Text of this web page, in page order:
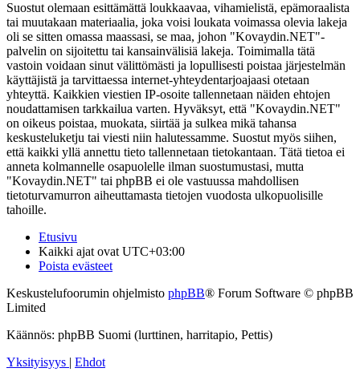
Suostut olemaan esittämättä loukkaavaa, vihamielistä, epämoraalista
tai muutakaan materiaalia, joka voisi loukata voimassa olevia lakeja
oli se sitten omassa maassasi, se maa, johon "Kovaydin.NET"-
palvelin on sijoitettu tai kansainvälisiä lakeja. Toimimalla tätä
vastoin voidaan sinut välittömästi ja lopullisesti poistaa järjestelmän
käyttäjistä ja tarvittaessa internet-yhteydentarjoajaasi otetaan
yhteyttä. Kaikkien viestien IP-osoite tallennetaan näiden ehtojen
noudattamisen tarkkailua varten. Hyväksyt, että "Kovaydin.NET"
on oikeus poistaa, muokata, siirtää ja sulkea mikä tahansa
keskusteluketju tai viesti niin halutessamme. Suostut myös siihen,
että kaikki yllä annettu tieto tallennetaan tietokantaan. Tätä tietoa ei
anneta kolmannelle osapuolelle ilman suostumustasi, mutta
"Kovaydin.NET" tai phpBB ei ole vastuussa mahdollisen
tietoturvamurron aiheuttamasta tietojen vuodosta ulkopuolisille
tahoille.
Etusivu
Kaikki ajat ovat UTC+03:00
Poista evästeet
Keskustelufoorumin ohjelmisto phpBB® Forum Software © phpBB
Limited
Käännös: phpBB Suomi (lurttinen, harritapio, Pettis)
Yksityisyys | Ehdot